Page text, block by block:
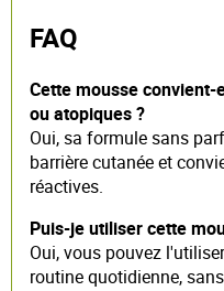
FAQ
Cette mousse
ou atopiques ?
Oui, sa formule sans
barrière cutanée et
réactives.
Puis-je utiliser cette
Oui, vous pouvez
routine quotidienne,